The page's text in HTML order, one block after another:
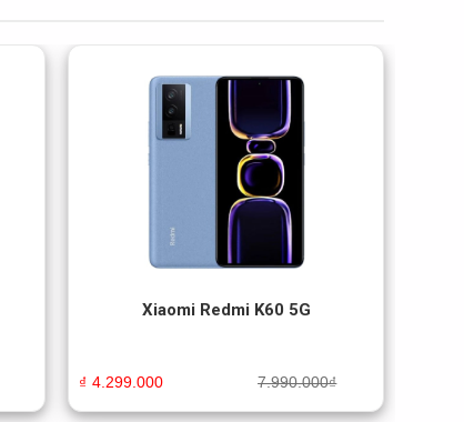
Xiaomi Redmi K60 5G
7.990.000₫
4.299.000
₫